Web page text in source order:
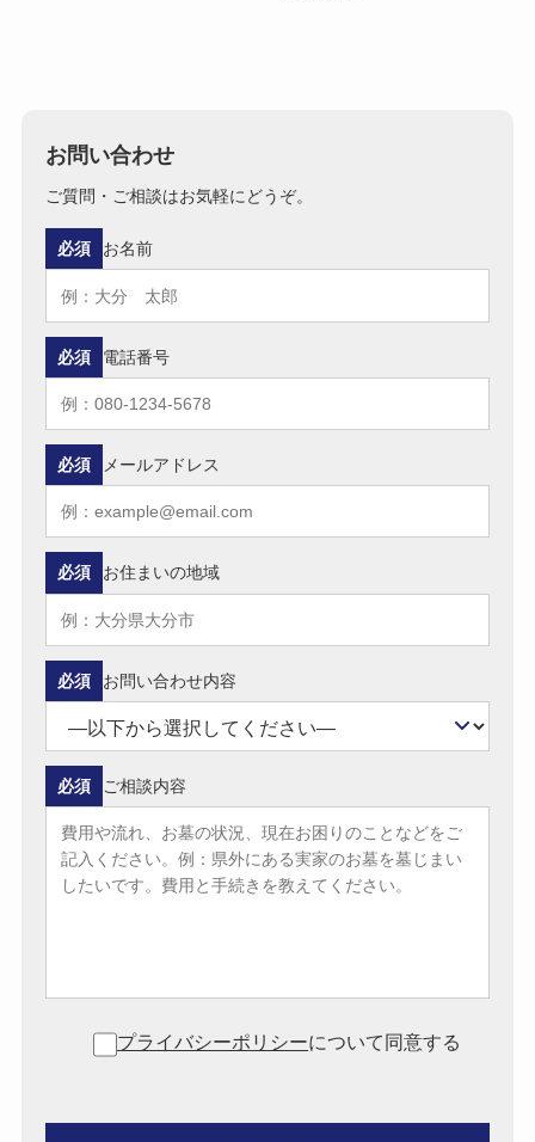
お問い合わせ
ご質問・ご相談はお気軽にどうぞ。
お名前
必須
電話番号
必須
メールアドレス
必須
お住まいの地域
必須
お問い合わせ内容
必須
ご相談内容
必須
プライバシーポリシーについて同意する